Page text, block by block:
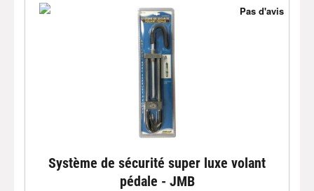
Système de sécurité super luxe volant
pédale - JMB